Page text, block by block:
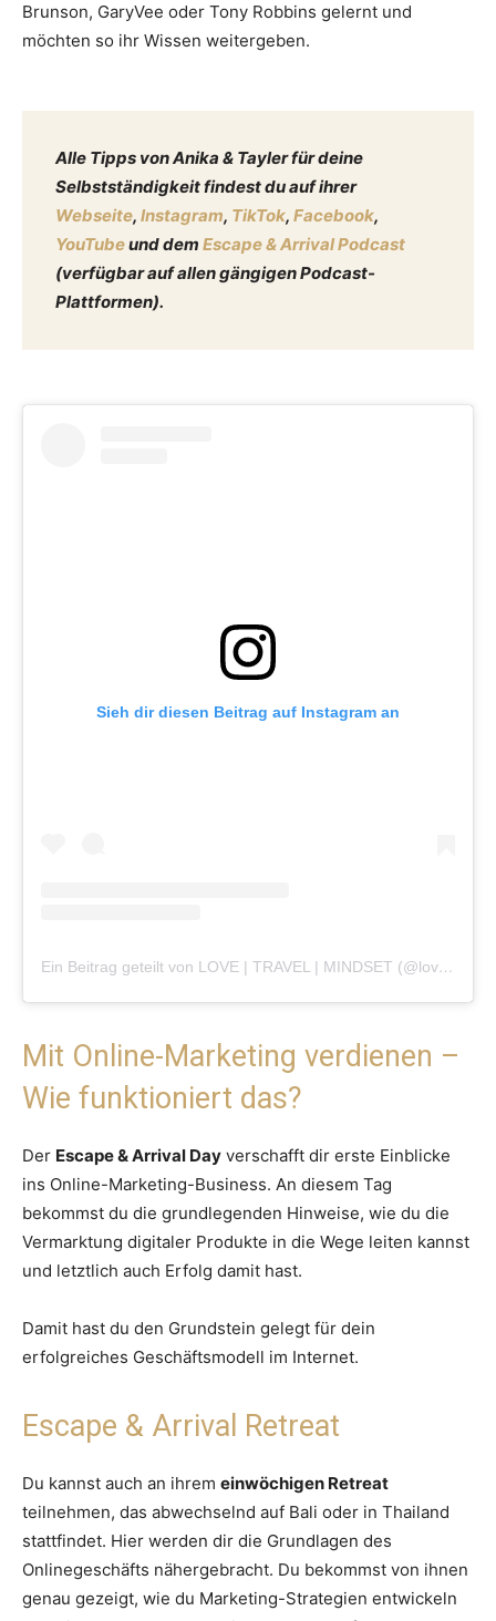
Brunson, GaryVee oder Tony Robbins gelernt und
möchten so ihr Wissen weitergeben.
Alle Tipps von Anika & Tayler für deine
Selbstständigkeit findest du auf ihrer
Webseite, Instagram, TikTok, Facebook,
YouTubeund dem Escape & Arrival Podcast
(verfügbar auf allen gängigen Podcast-
Plattformen).
Sieh dir diesen Beitrag auf Instagram an
Ein Beitrag geteilt von LOVE | TRAVEL | MINDSET (@lovelifepassport)
Mit Online-Marketing verdienen –
Wie funktioniert das?
Der Escape & Arrival Day verschafft dir erste Einblicke
ins Online-Marketing-Business. An diesem Tag
bekommst du die grundlegenden Hinweise, wie du die
Vermarktung digitaler Produkte in die Wege leiten kannst
und letztlich auch Erfolg damit hast.
Damit hast du den Grundstein gelegt für dein
erfolgreiches Geschäftsmodell im Internet.
Escape & Arrival Retreat
Du kannst auch an ihrem einwöchigen Retreat
teilnehmen, das abwechselnd auf Bali oder in Thailand
stattfindet. Hier werden dir die Grundlagen des
Onlinegeschäfts nähergebracht. Du bekommst von ihnen
genau gezeigt, wie du Marketing-Strategien entwickeln